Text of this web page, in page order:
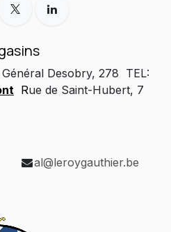
Général Desobry, 278 TEL:
Rue de Saint-Hubert, 7
al@leroygauthier.be